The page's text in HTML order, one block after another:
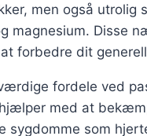
men også utrolig
magnesium. Disse
forbedre dit
fordele ved
med at
sygdomme som